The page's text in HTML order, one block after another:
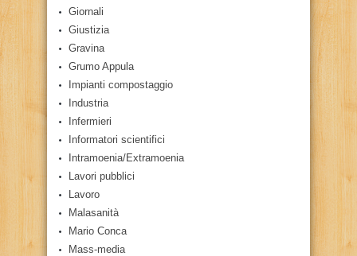
Giornali
Giustizia
Gravina
Grumo Appula
Impianti compostaggio
Industria
Infermieri
Informatori scientifici
Intramoenia/Extramoenia
Lavori pubblici
Lavoro
Malasanità
Mario Conca
Mass-media